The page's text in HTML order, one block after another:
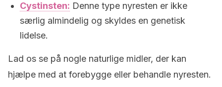
Cystinsten: Denne type nyresten er ikke
særlig almindelig og skyldes en genetisk
lidelse.
Lad os se på nogle naturlige midler, der kan
hjælpe med at forebygge eller behandle nyresten.